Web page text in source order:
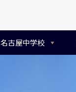
名古屋中学校